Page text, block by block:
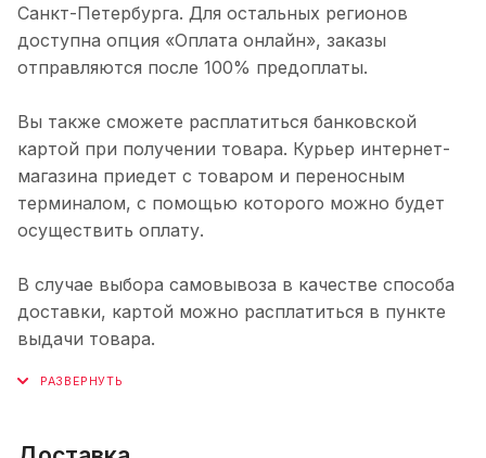
Санкт-Петербурга. Для остальных регионов
доступна опция «Оплата онлайн», заказы
отправляются после 100% предоплаты.
Вы также сможете расплатиться банковской
картой при получении товара. Курьер интернет-
магазина приедет с товаром и переносным
терминалом, с помощью которого можно будет
осуществить оплату.
В случае выбора самовывоза в качестве способа
доставки, картой можно расплатиться в пункте
выдачи товара.